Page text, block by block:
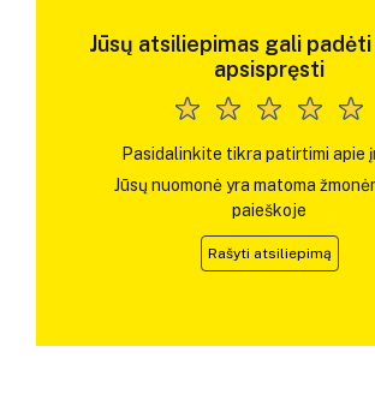
Jūsų atsiliepimas gali
apsispręsti
Pasidalinkite tikra patirtimi apie
Jūsų nuomonė yra matoma
paieškoje
Rašyti atsiliepimą